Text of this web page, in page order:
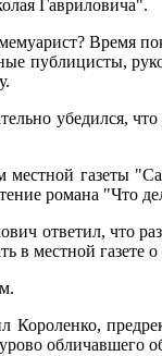
Гавриловича".
Время
публицисты,
убедился,
газеты
романа "Что
ответил, что
местной газете
Короленко,
обличавшего